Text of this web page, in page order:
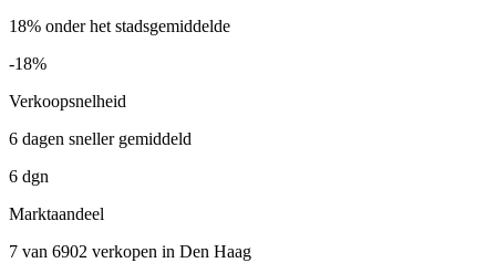
18% onder het stadsgemiddelde
-18%
Verkoopsnelheid
6 dagen sneller gemiddeld
6 dgn
Marktaandeel
7 van 6902 verkopen in Den Haag